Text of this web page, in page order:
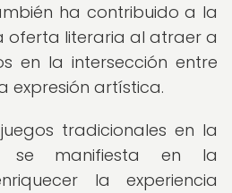
ha contribuido a la
oferta literaria al atraer a
en la intersección entre
expresión artística.
tradicionales en la
se manifiesta en la
la experiencia